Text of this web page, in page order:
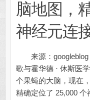
脑地图，
神经元连
来源：
歌与霍华德 · 休斯医
个果蝇的大脑，现在
精确定位了 25,000